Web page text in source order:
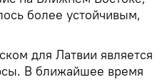
более устойчивым,
для Латвии является
В ближайшее время